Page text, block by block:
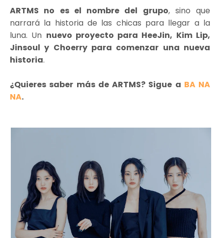
ARTMS no es el nombre del grupo, sino que
narrará la historia de las chicas para llegar a la
luna. Un nuevo proyecto para HeeJin, Kim Lip,
Jinsoul y Choerry para comenzar una nueva
historia.
¿Quieres saber más de ARTMS? Sigue a BA NA
NA.